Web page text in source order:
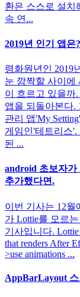
환은 스스로 설치
속 연...
2019년 인기 앱은?
령화원년인 2019
눈 깜짝할 사이에
이 흐르고 있을까
앱을 되돌아본다.
관리 앱'My
게임인'테트리스'.
된 ...
android 초보자
추가했다면.
이번 기사는 12월
가 Lottie를 모르
기사입니다. Lottie
that renders After
>use animations ...
AppBarLayout